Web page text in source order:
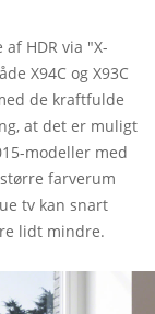
HDR via "X-
X94C og X93C
de kraftfulde
at det er muligt
modeller med
farverum
tv kan snart
lidt mindre.